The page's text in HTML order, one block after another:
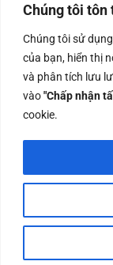
Chúng tôi tôn
Chúng tôi sử
của bạn, hiển thị
và phân tích lưu
vào"Chấp nhận
cookie.
Công ty TNHH
cấp ngày 14/06/
Nội
Copyrights